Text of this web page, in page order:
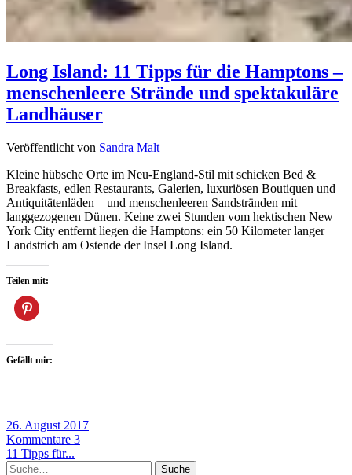
Long Island: 11 Tipps für die Hamptons –
menschenleere Strände und spektakuläre
Landhäuser
Veröffentlicht von Sandra Malt
Kleine hübsche Orte im Neu-England-Stil mit schicken Bed &
Breakfasts, edlen Restaurants, Galerien, luxuriösen Boutiquen und
Antiquitätenläden – und menschenleeren Sandstränden mit
langgezogenen Dünen. Keine zwei Stunden vom hektischen New
York City entfernt liegen die Hamptons: ein 50 Kilometer langer
Landstrich am Ostende der Insel Long Island.
Teilen mit:
Gefällt mir:
26. August 2017
Kommentare 3
11 Tipps für...
Suche